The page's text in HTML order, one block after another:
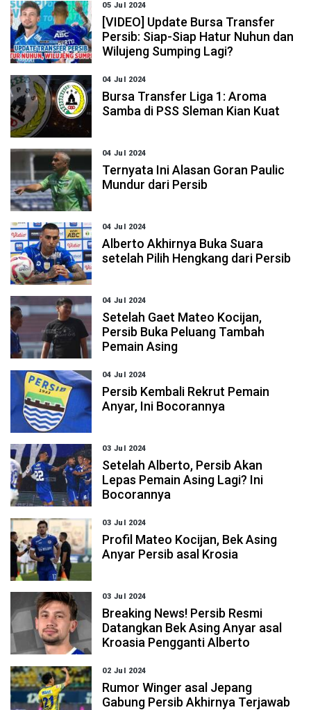
05 Jul 2024
[VIDEO] Update Bursa Transfer
Persib: Siap-Siap Hatur Nuhun dan
Wilujeng Sumping Lagi?
04 Jul 2024
Bursa Transfer Liga 1: Aroma
Samba di PSS Sleman Kian Kuat
04 Jul 2024
Ternyata Ini Alasan Goran Paulic
Mundur dari Persib
04 Jul 2024
Alberto Akhirnya Buka Suara
setelah Pilih Hengkang dari Persib
04 Jul 2024
Setelah Gaet Mateo Kocijan,
Persib Buka Peluang Tambah
Pemain Asing
04 Jul 2024
Persib Kembali Rekrut Pemain
Anyar, Ini Bocorannya
03 Jul 2024
Setelah Alberto, Persib Akan
Lepas Pemain Asing Lagi? Ini
Bocorannya
03 Jul 2024
Profil Mateo Kocijan, Bek Asing
Anyar Persib asal Krosia
03 Jul 2024
Breaking News! Persib Resmi
Datangkan Bek Asing Anyar asal
Kroasia Pengganti Alberto
02 Jul 2024
Rumor Winger asal Jepang
Gabung Persib Akhirnya Terjawab